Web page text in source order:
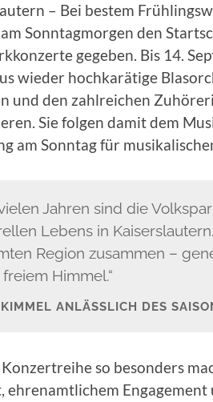
– Bei bestem
Sonntagmorgen den
gegeben. Bis 14.
wieder hochkarätige
und den zahlreichen
Sie folgen damit dem
am Sonntag für
Jahren sind die
Lebens in
Region zusammen –
Himmel.“
ANLÄSSLICH DES
so besonders
ehrenamtlichem